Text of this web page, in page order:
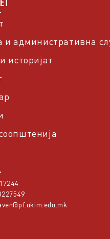
и административна
историјат